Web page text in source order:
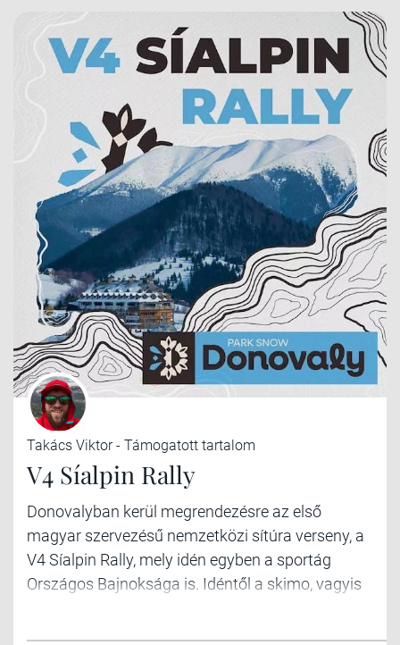
Takács Viktor - Támogatott tartalom
V4 Síalpin Rally
Donovalyban kerül megrendezésre az első
magyar szervezésű nemzetközi sítúra verseny, a
V4 Síalpin Rally, mely idén egyben a sportág
Országos Bajnoksága is. Idéntől a skimo, vagyis